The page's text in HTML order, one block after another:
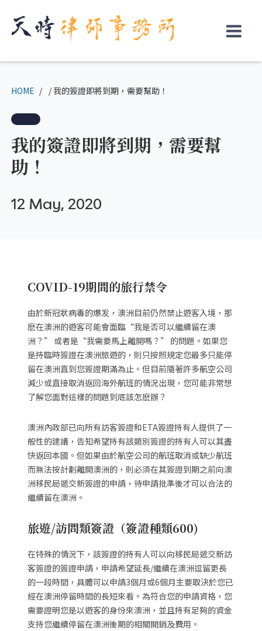
Skip
HOME 我的簽證即將到期，需要幫助！
我的簽證即將到期，需要幫
助！
12 May, 2020
COVID-19期間的旅行禁令
由於新冠狀病毒的爆发，澳洲目前仍然禁止遊客入境，那
麽在澳洲的遊客可能會面臨“我是否可以繼續留在澳
洲？” 或者是“我需要馬上離開嗎？” 的問題。如果您
是持臨時簽證在澳洲旅遊的，則只按照規定您最多只能停
留在澳洲直到您簽證期滿為止。但目前隨著許多航空公司
減少或直接取消返回海外航班的情況出現，您可能非常想
了解您面對這樣的問題到底該怎麽辦？
澳洲內政部已向所有訪客簽證和ETA簽證持有人提供了一
般性的建議，告知希望持有該類別簽證的持有人可以其盡
快返回本國。但如果由於航空公司的航班取消或缺少航班
而無法按計劃離開澳洲的，則必須在其簽證到期之前向澳
洲移民局遞交新簽證的申請，待申請批準後才可以合法的
繼續留在澳洲。
旅遊/訪問類簽證（簽證種類600)
在特殊的情況下，該簽證的持有人可以向移民局遞交新訪
客簽證的簽證申請，申請希望延長/繼續在澳洲逗留更長
的一段時間，具體可以申請3個月或6個月主要取決於您已
經在澳洲停留時間的長短來看。為符合您的申請資格，您
需要證明您是以遊客的身份來澳洲，並且持有足夠的資金
支持您繼續停留在澳洲後期的相關開銷及費用。